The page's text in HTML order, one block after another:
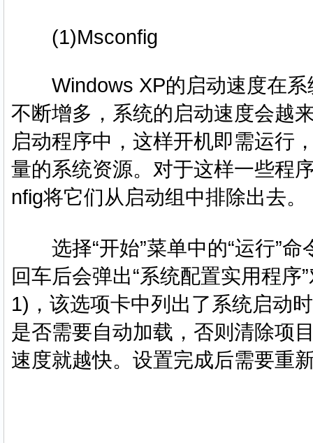
(1)Msconfig
Windows XP的启动速度在系
不断增多，系统的启动速度会越
启动程序中，这样开机即需运行
量的系统资源。对于这样一些程
nfig将它们从启动组中排除出去。
选择“开始”菜单中的“运行”命
回车后会弹出“系统配置实用程序
1)，该选项卡中列出了系统启动
是否需要自动加载，否则清除项
速度就越快。设置完成后需要重